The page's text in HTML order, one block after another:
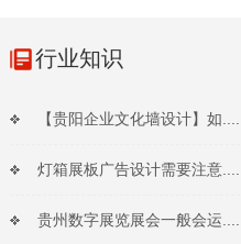
行业知识
【贵阳企业文化墙设计】如......
灯箱展板广告设计需要注意......
贵州数字展览展会一般会运......